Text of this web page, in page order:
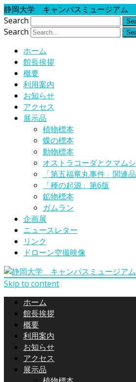
静岡大学 キャンパスミュージアム
Search
Search
ホーム
館長挨拶
概要
利用案内
お知らせ
アクセス
展示品
植物標本
蝶の標本
動物標本
オストラコーダとクマムシ
「第五福竜丸事件」関連品
「種の起源」第6版
鉱物標本
ガムラン
企画展
ニュースレター
リンク
ドローン空撮映像
Skip to content
ホーム
館長挨拶
概要
利用案内
お知らせ
アクセス
展示品